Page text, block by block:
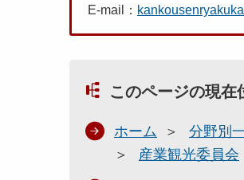
E-mail：
このページの現在
ホーム 分野別
産業観光委員会